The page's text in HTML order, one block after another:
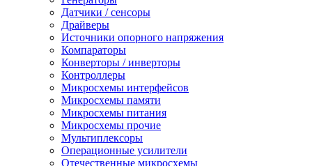
Датчики / сенсоры
Драйверы
Источники опорного напряжения
Компараторы
Конверторы / инверторы
Контроллеры
Микросхемы интерфейсов
Микросхемы памяти
Микросхемы питания
Микросхемы прочие
Мультиплексоры
Операционные усилители
Отечественные микросхемы